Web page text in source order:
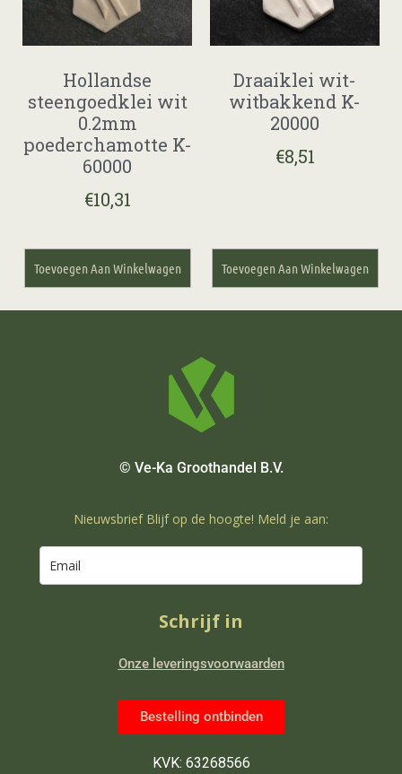
Hollandse
steengoedklei wit
0.2mm
poederchamotte K-
60000
€10,31
Toevoegen Aan Winkelwagen
Draaiklei wit-
witbakkend K-
20000
€8,51
Toevoegen Aan Winkelwagen
© Ve-Ka Groothandel B.V.
Nieuwsbrief Blijf op de hoogte! Meld je aan:
Schrijf in
Onze leveringsvoorwaarden
Bestelling ontbinden
KVK: 63268566